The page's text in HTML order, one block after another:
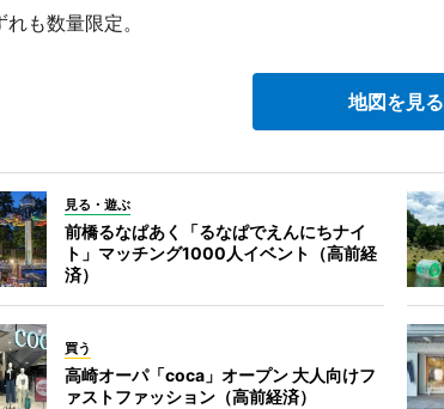
も数量限定。
地図を見る
見る・遊ぶ
前橋るなぱあく「るなぱでえんにちナイ
ト」マッチング1000人イベント（高前経
済）
買う
高崎オーパ「coca」オープン 大人向けフ
ァストファッション（高前経済）